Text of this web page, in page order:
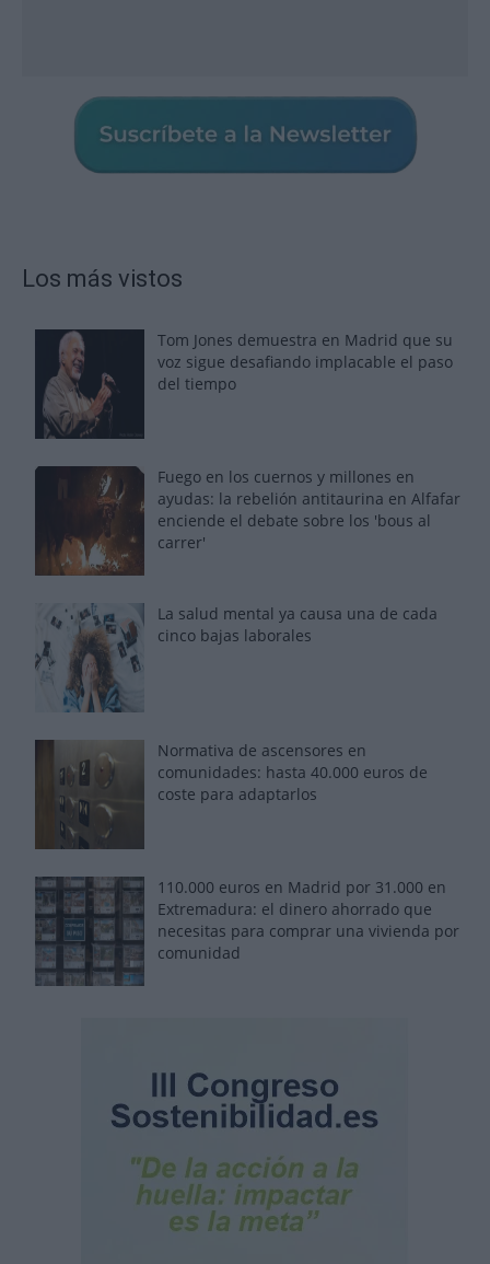
Los más vistos
Tom Jones demuestra en Madrid que su
voz sigue desafiando implacable el paso
del tiempo
Fuego en los cuernos y millones en
ayudas: la rebelión antitaurina en Alfafar
enciende el debate sobre los 'bous al
carrer'
La salud mental ya causa una de cada
cinco bajas laborales
Normativa de ascensores en
comunidades: hasta 40.000 euros de
coste para adaptarlos
110.000 euros en Madrid por 31.000 en
Extremadura: el dinero ahorrado que
necesitas para comprar una vivienda por
comunidad